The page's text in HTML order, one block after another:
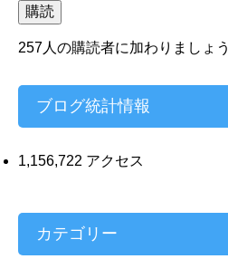
ル
ア
ド
ス
購読
257人の購読者に加わりましょう
ブログ統計情報
1,156,722 アクセス
カテゴリー